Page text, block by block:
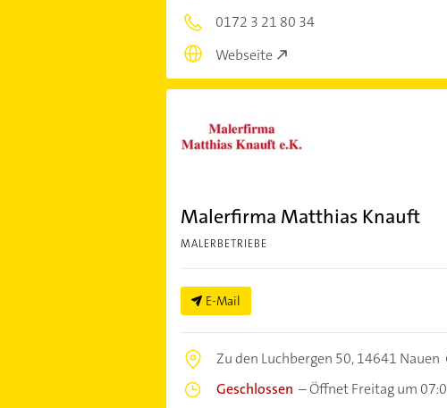
0172 3 21 80 34
Webseite
Malerfirma Matthias Knauft
MALERBETRIEBE
E-Mail
Zu den Luchbergen 50,14641 Nauen
Geschlossen –Öffnet Freitag um